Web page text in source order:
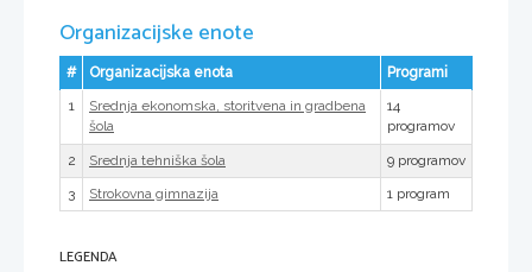
Organizacijske enote
# Organizacijska enota
Programi
1
Srednja ekonomska, storitvena in gradbena
šola
14
programov
2 Srednja tehniška šola
9 programov
3
Strokovna gimnazija 1 program
LEGENDA